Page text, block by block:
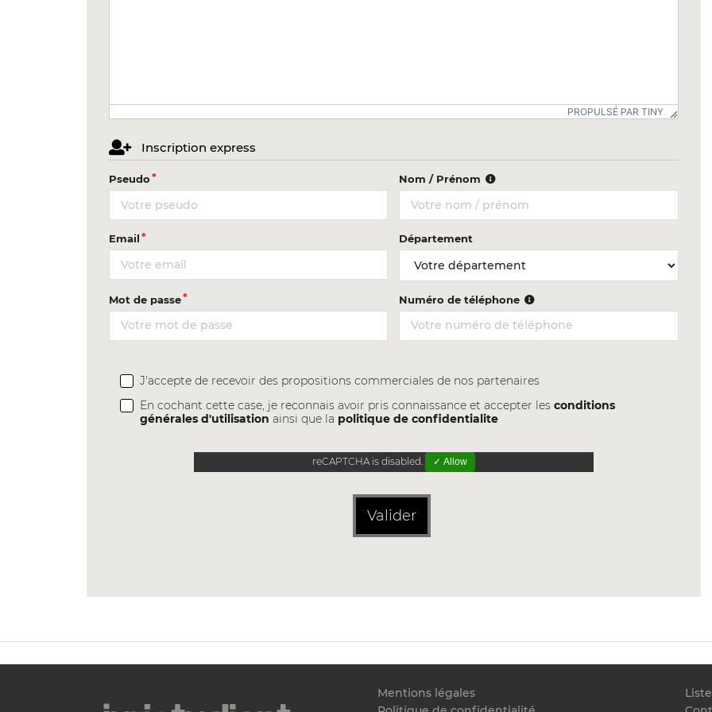
PROPULSÉ PAR TINY
Inscription express
Pseudo Nom / Prénom
Email Département
Mot de passe Numéro de téléphone
J'accepte de recevoir des propositions commerciales de nos partenaires
En cochant cette case, je reconnais avoir pris connaissance et accepter lesconditions
générales d'utilisation ainsi que la politique de confidentialite
reCAPTCHA is disabled. ✓ Allow
Valider
Mentions légales